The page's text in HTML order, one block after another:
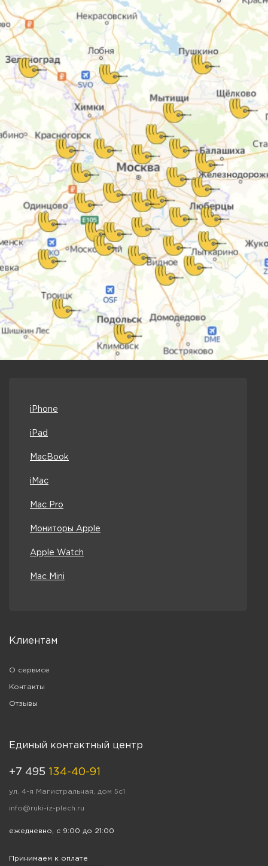
iPhone
iPad
MacBook
iMac
Mac Pro
Мониторы Apple
Apple Watch
Mac Mini
Клиентам
О сервисе
Контакты
Отзывы
Единый контактный центр
+7 495 134-40-91
ул. 4-я Магистральная, дом 5с1
info@ruki-iz-plech.ru
ежедневно, с 9:00 до 21:00
Принимаем к оплате